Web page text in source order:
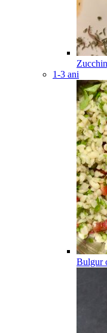
1-3 ani
Bulgur